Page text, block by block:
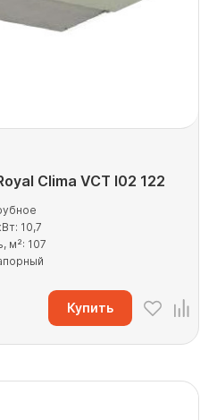
Clima VCT I02 122
10,7
м²: 107
Купить